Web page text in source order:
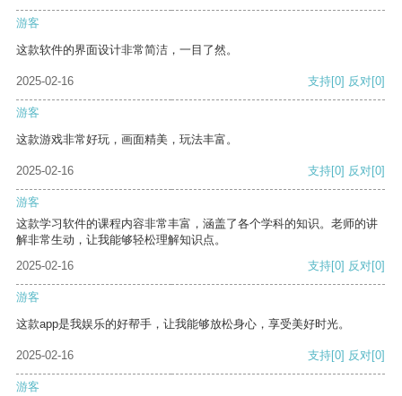
游客
这款软件的界面设计非常简洁，一目了然。
2025-02-16 支持[0] 反对[0]
游客
这款游戏非常好玩，画面精美，玩法丰富。
2025-02-16 支持[0] 反对[0]
游客
这款学习软件的课程内容非常丰富，涵盖了各个学科的知识。老师的讲
解非常生动，让我能够轻松理解知识点。
2025-02-16
支持[0] 反对[0]
游客
这款app是我娱乐的好帮手，让我能够放松身心，享受美好时光。
2025-02-16 支持[0] 反对[0]
游客